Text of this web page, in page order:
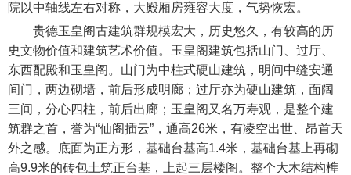
院以中轴线左右对称，大殿厢房雍容大度，气势恢宏。
贵德玉皇阁古建筑群规模宏大，历史悠久，有较高的历
史文物价值和建筑艺术价值。玉皇阁建筑包括山门、过厅、
东西配殿和玉皇阁。山门为中柱式硬山建筑，明间中缝安通
间门，两边砌墙，前后形成明廊；过厅亦为硬山建筑，面阔
三间，分心四柱，前后出廊；玉皇阁又名万寿观，是整个建
筑群之首，誉为“仙阁插云”，通高26米，有凌空出世、昂首天
外之感。底面为正方形，基础台基高1.4米，基础台基上再砌
高9.9米的砖包土筑正台基，上起三层楼阁。整个大木结构榫